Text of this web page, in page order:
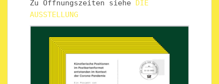
Zu Öffnungszeiten siehe DIE
AUSSTELLUNG